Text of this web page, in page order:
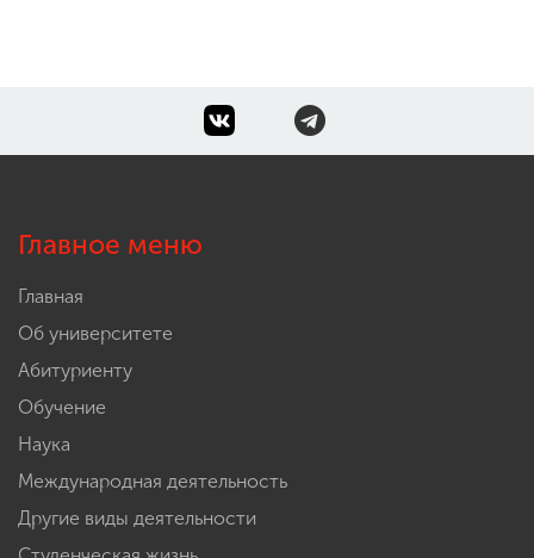
Главное меню
Главная
Об университете
Абитуриенту
Обучение
Наука
Международная деятельность
Другие виды деятельности